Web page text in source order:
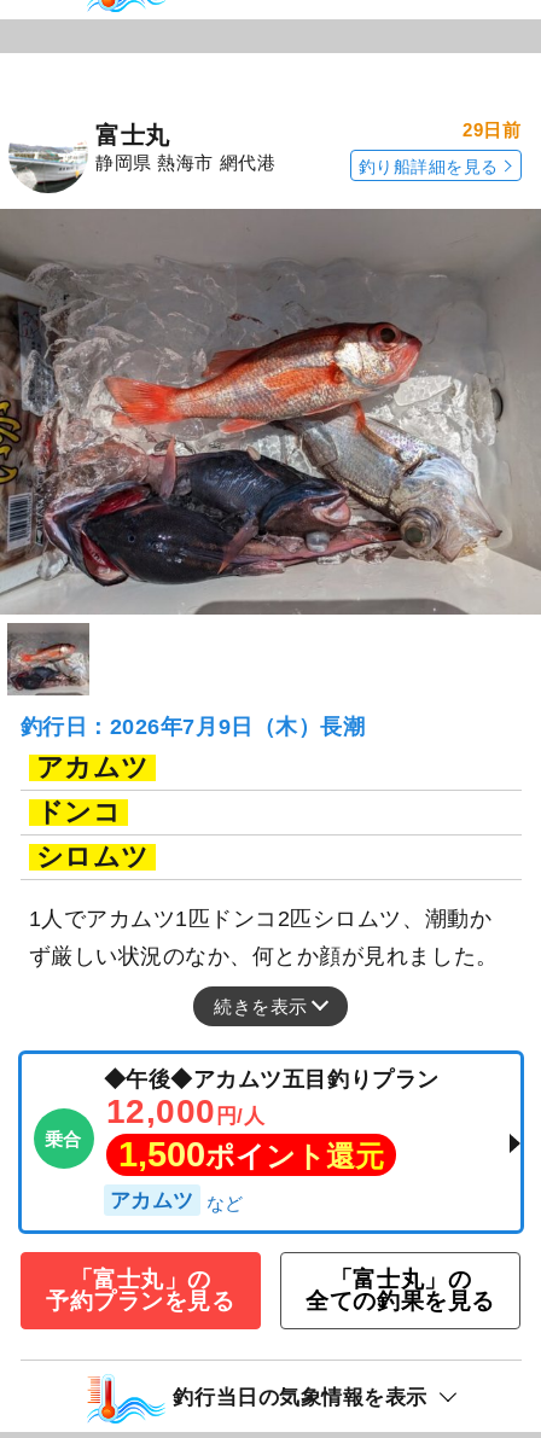
富士丸
静岡県 熱海市 網代港
29日前
釣り船詳細を見る
釣行日：2026年7月9日（木）長潮
アカムツ
ドンコ
シロムツ
1人でアカムツ1匹ドンコ2匹シロムツ、潮動か
ず厳しい状況のなか、何とか顔が見れました。
続きを表示
乗合
◆午後◆アカムツ五目釣りプラン
12,000 円/人
1,500ポイント還元
アカムツ
「富士丸」の
予約プランを見る
「富士丸」の
全ての釣果を見る
釣行当日の気象情報を表示